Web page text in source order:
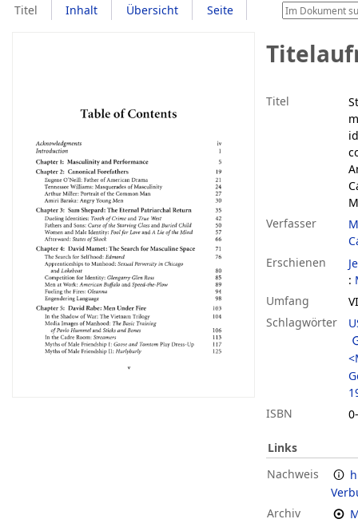
Titel Inhalt Übersicht Seite
Titel
Verfasser
Erschienen
:
Umfang
Schlagwörter
ISBN
Links
Nachweis
Archiv